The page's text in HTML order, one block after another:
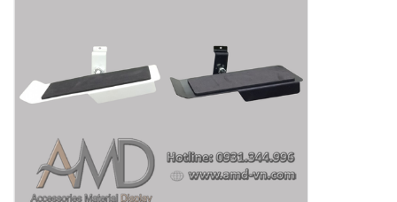
Chức năng:sử dụng trong trưng bày giày dép trong cửa
hàng thời trang; hoặc trưng bày phụ kiện; .... các sản phẩm
tương tự. Đế để giày có thế xoay, thay đổi góc độ trưng